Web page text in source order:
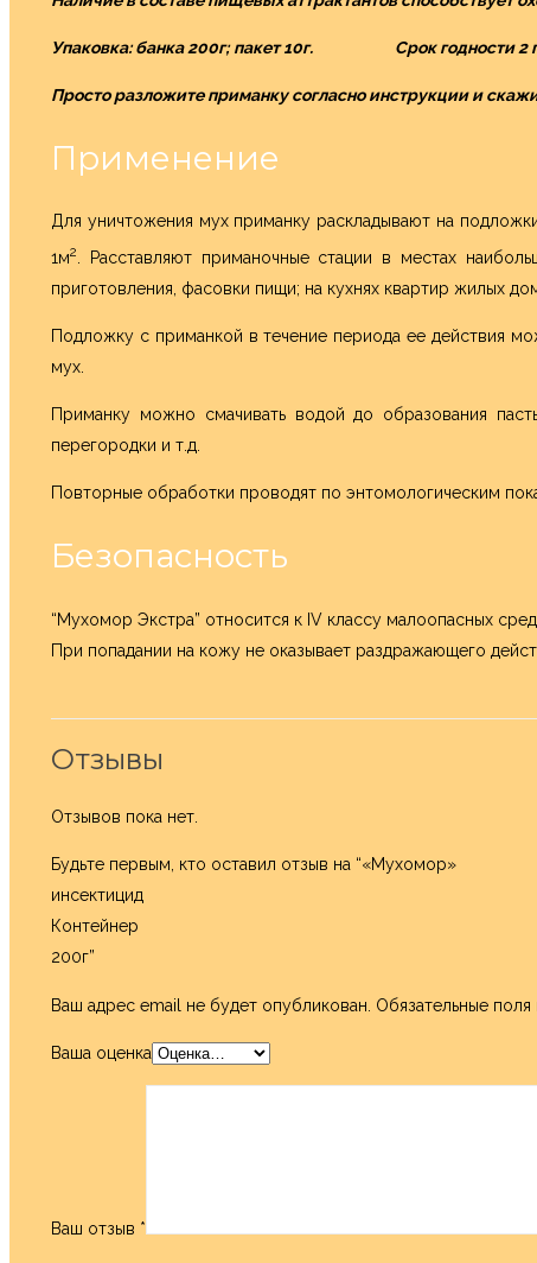
Упаковка: банка 200г; пакет 10г. Срок годности 2
Просто разложите приманку согласно инструкции и
Применение
Для уничтожения мух приманку раскладывают на
1м2
. Расставляют приманочные стации в местах
приготовления, фасовки пищи; на кухнях квартир жилых
Подложку с приманкой в течение периода ее действия
мух.
Приманку можно смачивать водой до образования
перегородки и т.д.
Повторные обработки проводят по энтомологическим
Безопасность
“Мухомор Экстра” относится к IV классу малоопасных
При попадании на кожу не оказывает раздражающего
Отзывы
Отзывов пока нет.
Будьте первым, кто оставил отзыв на “«Мухомор»
инсектицид
Контейнер
200г”
Ваш адрес email не будет опубликован. Обязательные
Ваша оценка
Ваш отзыв *